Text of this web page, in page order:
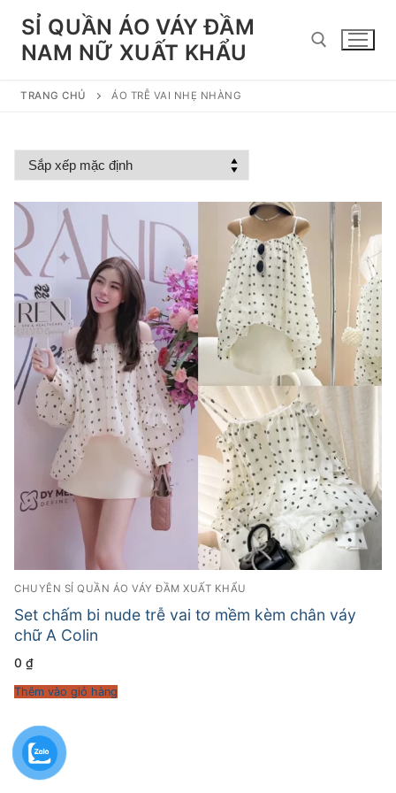
Chuyển
đếnSỈ QUẦN ÁO VÁY ĐẦM
NAM NỮ XUẤT KHẨU
TRANG CHỦ ÁO TRỄ VAI NHẸ NHÀNG
CHUYÊN SỈ QUẦN ÁO VÁY ĐẦM XUẤT KHẨU
Set chấm bi nude trễ vai tơ mềm kèm chân váy
chữ A Colin
0 ₫
Thêm vào giỏ hàng